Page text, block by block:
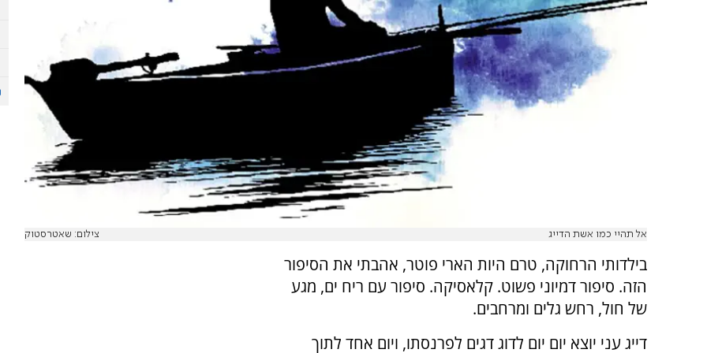
אל תהיי כמו אשת הדייג צילום: שאטרסטוק
בילדותי הרחוקה, טרם היות הארי פוטר, אהבתי את הסיפור
הזה. סיפור דמיוני פשוט. קלאסיקה. סיפור עם ריח ים, מגע
של חול, רחש גלים ומרחבים.
דייג עני יוצא יום יום לדוג דגים לפרנסתו, ויום אחד לתוך